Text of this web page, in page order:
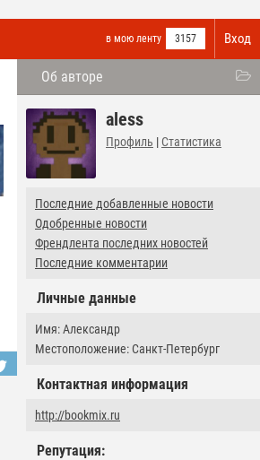
Вход
в мою ленту 3157
Об авторе
aless
Профиль | Статистика
Последние добавленные новости
Одобренные новости
Френдлента последних новостей
Последние комментарии
Личные данные
Имя: Александр
Местоположение: Санкт-Петербург
Контактная информация
http://bookmix.ru
Репутация: